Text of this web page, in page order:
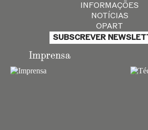
INFORMAÇÕES
NOTÍCIAS
OPART
SUBSCREVER
Imprensa